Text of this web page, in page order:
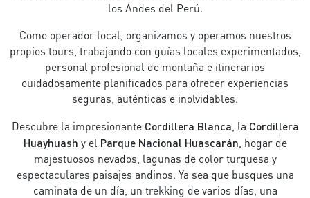
los Andes del Perú.
Como operador local, organizamos y operamos nuestros
propios tours, trabajando con guías locales experimentados,
personal profesional de montaña e itinerarios
cuidadosamente planificados para ofrecer experiencias
seguras, auténticas e inolvidables.
Descubre la impresionante Cordillera Blanca , la Cordillera
Huayhuash y el Parque Nacional Huascarán , hogar de
majestuosos nevados, lagunas de color turquesa y
espectaculares paisajes andinos. Ya sea que busques una
caminata de un día, un trekking de varios días, una